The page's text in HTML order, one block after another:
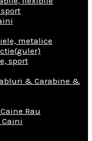
metalice
sport
& Carabine &
Rau